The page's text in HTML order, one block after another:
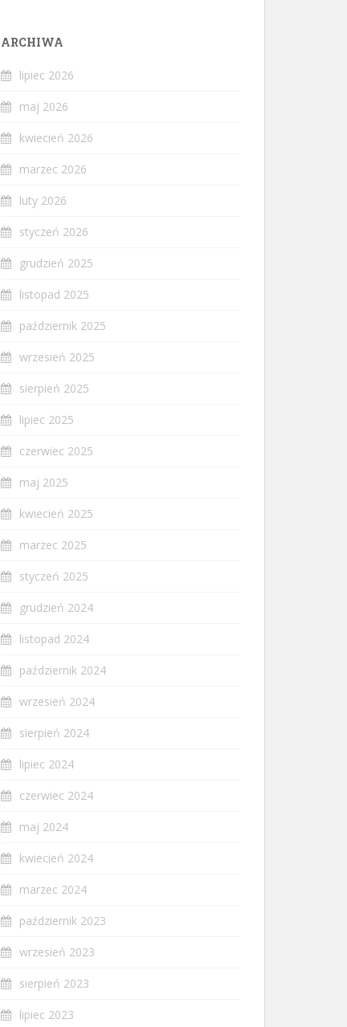
ARCHIWA
lipiec 2026
maj 2026
kwiecień 2026
marzec 2026
luty 2026
styczeń 2026
grudzień 2025
listopad 2025
październik 2025
wrzesień 2025
sierpień 2025
lipiec 2025
czerwiec 2025
maj 2025
kwiecień 2025
marzec 2025
styczeń 2025
grudzień 2024
listopad 2024
październik 2024
wrzesień 2024
sierpień 2024
lipiec 2024
czerwiec 2024
maj 2024
kwiecień 2024
marzec 2024
październik 2023
wrzesień 2023
sierpień 2023
lipiec 2023